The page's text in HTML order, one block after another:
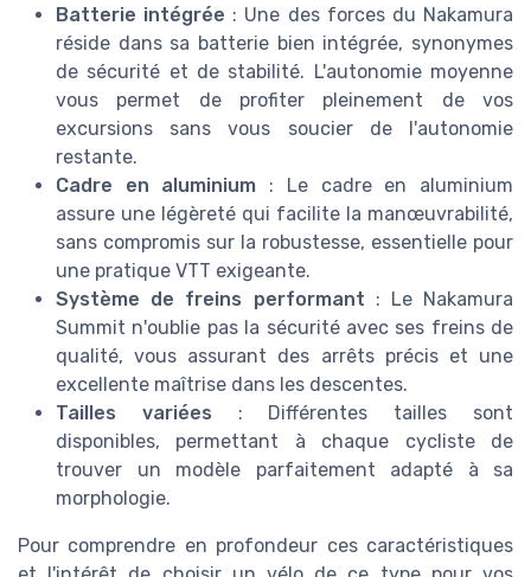
Batterie intégrée : Une des forces du Nakamura
réside dans sa batterie bien intégrée, synonymes
de sécurité et de stabilité. L'autonomie moyenne
vous permet de profiter pleinement de vos
excursions sans vous soucier de l'autonomie
restante.
Cadre en aluminium : Le cadre en aluminium
assure une légèreté qui facilite la manœuvrabilité,
sans compromis sur la robustesse, essentielle pour
une pratique VTT exigeante.
Système de freins performant : Le Nakamura
Summit n'oublie pas la sécurité avec ses freins de
qualité, vous assurant des arrêts précis et une
excellente maîtrise dans les descentes.
Tailles variées : Différentes tailles sont
disponibles, permettant à chaque cycliste de
trouver un modèle parfaitement adapté à sa
morphologie.
Pour comprendre en profondeur ces caractéristiques